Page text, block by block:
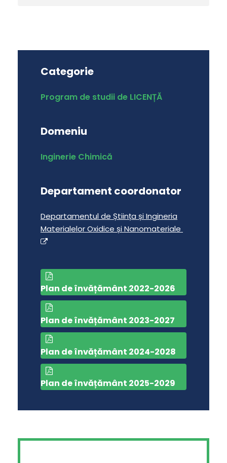
Categorie
Program de studii de LICENȚĂ
Domeniu
Inginerie Chimică
Departament coordonator
Departamentul de Știința și Ingineria
Materialelor Oxidice și Nanomateriale
Plan de învățământ 2022-2026
Plan de învățământ 2023-2027
Plan de învățământ 2024-2028
Plan de învățământ 2025-2029